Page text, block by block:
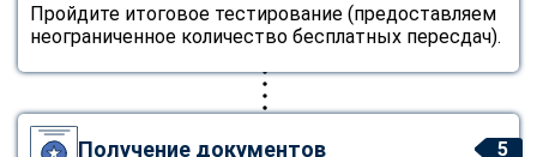
Пройдите итоговое тестирование (предоставляем
неограниченное количество бесплатных пересдач).
5
Получение документов